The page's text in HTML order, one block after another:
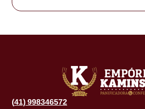
(41) 998346572